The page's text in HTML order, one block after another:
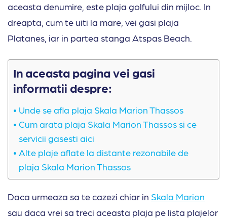
aceasta denumire, este plaja golfului din mijloc. In
dreapta, cum te uiti la mare, vei gasi plaja
Platanes, iar in partea stanga Atspas Beach.
In aceasta pagina vei gasi
informatii despre:
Unde se afla plaja Skala Marion Thassos
Cum arata plaja Skala Marion Thassos si ce
servicii gasesti aici
Alte plaje aflate la distante rezonabile de
plaja Skala Marion Thassos
Daca urmeaza sa te cazezi chiar in Skala Marion
sau daca vrei sa treci aceasta plaja pe lista plajelor